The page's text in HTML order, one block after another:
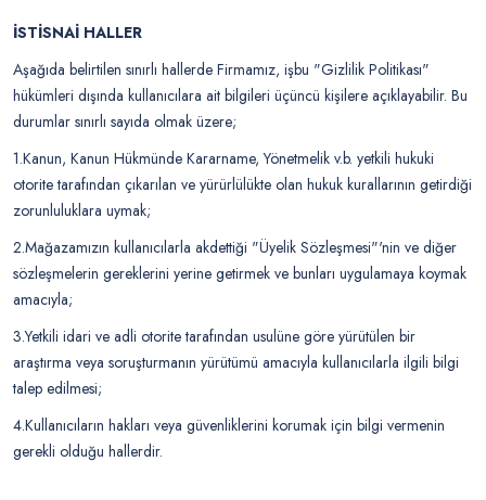
İSTİSNAİ HALLER
Aşağıda belirtilen sınırlı hallerde Firmamız, işbu "Gizlilik Politikası"
hükümleri dışında kullanıcılara ait bilgileri üçüncü kişilere açıklayabilir. Bu
durumlar sınırlı sayıda olmak üzere;
1.Kanun, Kanun Hükmünde Kararname, Yönetmelik v.b. yetkili hukuki
otorite tarafından çıkarılan ve yürürlülükte olan hukuk kurallarının getirdiği
zorunluluklara uymak;
2.Mağazamızın kullanıcılarla akdettiği "Üyelik Sözleşmesi"'nin ve diğer
sözleşmelerin gereklerini yerine getirmek ve bunları uygulamaya koymak
amacıyla;
3.Yetkili idari ve adli otorite tarafından usulüne göre yürütülen bir
araştırma veya soruşturmanın yürütümü amacıyla kullanıcılarla ilgili bilgi
talep edilmesi;
4.Kullanıcıların hakları veya güvenliklerini korumak için bilgi vermenin
gerekli olduğu hallerdir.